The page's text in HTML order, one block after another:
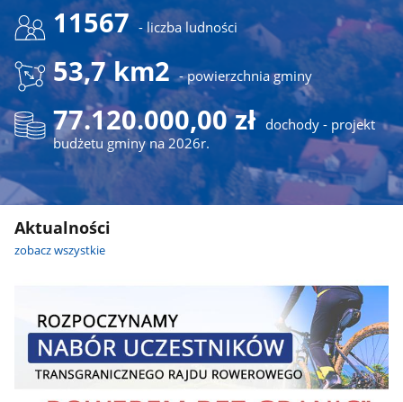
11567 - liczba ludności
53,7 km2 - powierzchnia gminy
77.120.000,00 zł dochody - projekt
budżetu gminy na 2026r.
Aktualności
zobacz wszystkie